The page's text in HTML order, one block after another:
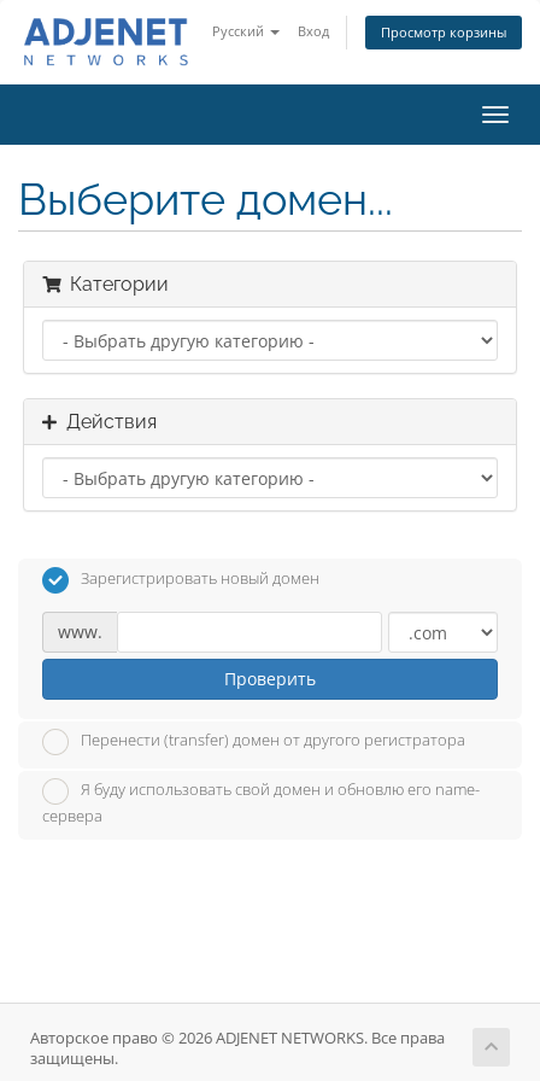
Русский Вход Просмотр корзины
Выберите домен...
Категории
Действия
Зарегистрировать новый домен
www.
Проверить
Перенести (transfer) домен от другого регистратора
Я буду использовать свой домен и обновлю его name-
сервера
Авторское право © 2026 ADJENET NETWORKS. Все права
защищены.